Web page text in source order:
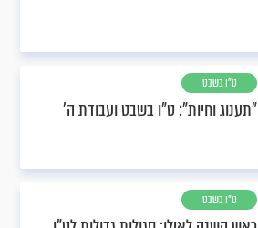
ט"ו בשבט
"תענוג וחיות": ט"ו בשבט ועבודת ה'
ט"ו בשבט